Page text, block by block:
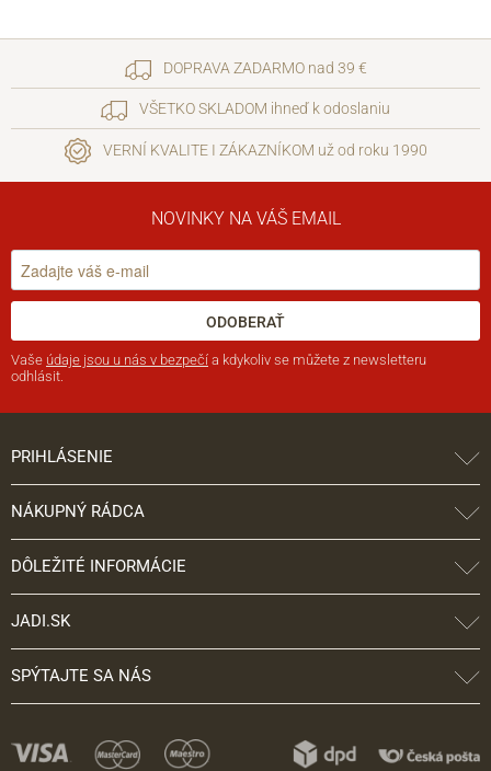
DOPRAVA ZADARMO nad 39 €
VŠETKO SKLADOM ihneď k odoslaniu
VERNÍ KVALITE I ZÁKAZNÍKOM už od roku 1990
NOVINKY NA VÁŠ EMAIL
ODOBERAŤ
Vaše údaje jsou u nás v bezpečí a kdykoliv se můžete z newsletteru
odhlásit.
PRIHLÁSENIE
NÁKUPNÝ RÁDCA
DÔLEŽITÉ INFORMÁCIE
JADI.SK
SPÝTAJTE SA NÁS